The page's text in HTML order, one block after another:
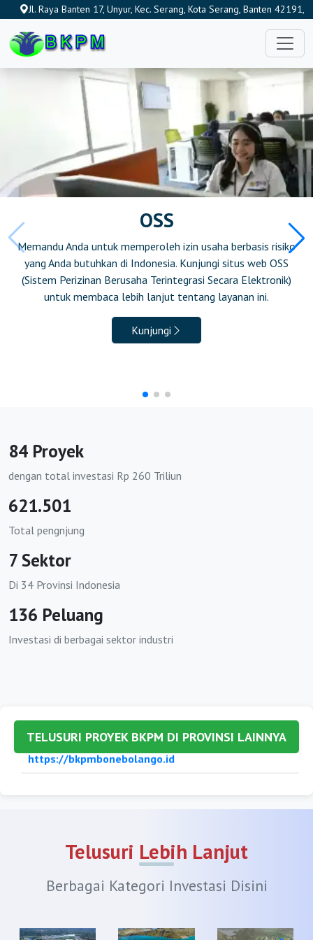
Jl. Raya Banten 17, Unyur, Kec. Serang, Kota Serang, Banten 42191,
OSS
Memandu Anda untuk memperoleh izin usaha berbasis risiko
yang Anda butuhkan di Indonesia. Kunjungi situs web OSS
(Sistem Perizinan Berusaha Terintegrasi Secara Elektronik)
untuk membaca lebih lanjut tentang layanan ini.
Kunjungi
84 Proyek
dengan total investasi Rp 260 Triliun
621.501
Total pengnjung
7 Sektor
Di 34 Provinsi Indonesia
136 Peluang
Investasi di berbagai sektor industri
TELUSURI PROYEK BKPM DI PROVINSI LAINNYA
https://bkpmsleman.id
https://bkpmkepseribu.id
https://bkpmjakartabarat.id
https://bkpmjakartapusat.id
https://bkpmjakartaselatan.id
https://bkpmjakartatimur.id
https://bkpmjakartautara.id
https://bkpmboalemo.org
https://bkpmbonebolango.id
https://bkpm-gorontalo.org
https://bkpmgorontaloutara.id
https://bkpmpohuwato.id
https://bkpmmerangin.id
https://bkpmmuarojambi.id
https://bkpmsarolangun.id
https://bkpmtanjungjabungbarat.org
https://bkpmtanjungjabungtimur.org
https://bkpmtebo.org
https://bkpmsungaipenuh.org
https://bkpmkabbandung.org
https://bkpmbogor.org
https://bkpmciamis.org
https://bkpmgarut.org
https://bkpmkuningan.org
Telusuri Lebih Lanjut
Berbagai Kategori Investasi Disini